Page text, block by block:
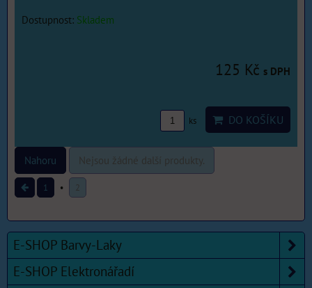
Dostupnost: Skladem
125 Kč s DPH
ks DO KOŠÍKU
Nahoru Nejsou žádné další produkty.
1 2
E-SHOP Barvy-Laky
E-SHOP Elektronářadí